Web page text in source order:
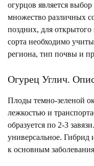
огурцов является
множество различных
поздних, для
сорта необходимо
региона, тип почвы и
Огурец Углич.
Плоды темно-зеленой
лежкостью и
образуется по 2-3
универсальное. Гибрид
к основным